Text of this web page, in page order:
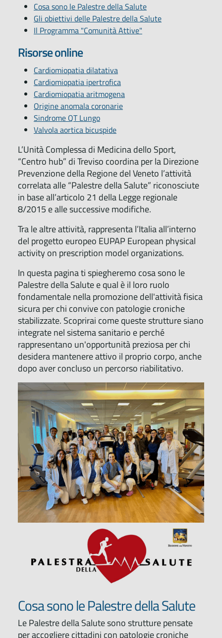
Cosa sono le Palestre della Salute
Gli obiettivi delle Palestre della Salute
Il Programma "Comunità Attive"
Risorse online
Cardiomiopatia dilatativa
Cardiomiopatia ipertrofica
Cardiomiopatia aritmogena
Origine anomala coronarie
Sindrome QT Lungo
Valvola aortica bicuspide
L’Unità Complessa di Medicina dello Sport,
“Centro hub” di Treviso coordina per la Direzione
Prevenzione della Regione del Veneto l’attività
correlata alle “Palestre della Salute” riconosciute
in base all’articolo 21 della Legge regionale
8/2015 e alle successive modifiche.
Tra le altre attività, rappresenta l’Italia all’interno
del progetto europeo EUPAP European physical
activity on prescription model organizations.
In questa pagina ti spiegheremo cosa sono le
Palestre della Salute e qual è il loro ruolo
fondamentale nella promozione dell'attività fisica
sicura per chi convive con patologie croniche
stabilizzate. Scoprirai come queste strutture siano
integrate nel sistema sanitario e perché
rappresentano un'opportunità preziosa per chi
desidera mantenere attivo il proprio corpo, anche
dopo aver concluso un percorso riabilitativo.
Cosa sono le Palestre della Salute
Le Palestre della Salute sono strutture pensate
per accogliere cittadini con patologie croniche